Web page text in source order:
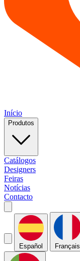
Início
Produtos
Catálogos
Designers
Feiras
Notícias
Contacto
Español Français